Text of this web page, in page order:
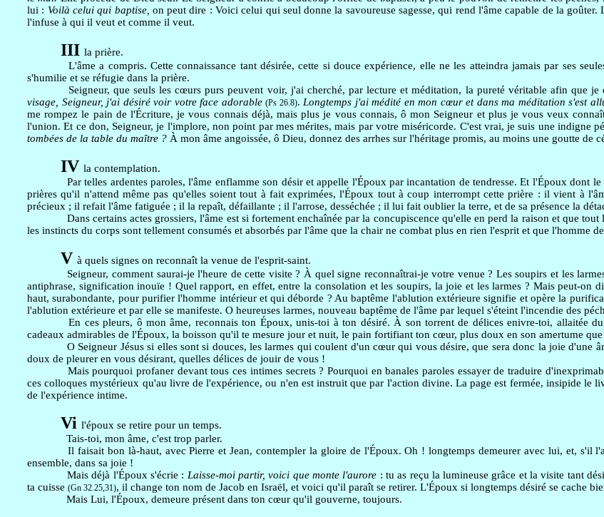
lui : Voilà celui qui baptise, on peut dire : Voici celui qui seul donne la savoureuse sagesse, qui rend l'âme capable de la
l'infuse à qui il veut et comme il veut.
IIIla prière.
L'âme a compris. Cette connaissance tant désirée, cette si douce expérience, elle ne les atteindra jamais par ses
s'humilie et se réfugie dans la prière.
Seigneur, que seuls les cœurs purs peuvent voir, j'ai cherché, par lecture et méditation, la pureté véritable afin que
visage, Seigneur, j'ai désiré voir votre face adorable (Ps 26.8). Longtemps j'ai médité en mon cœur et dans ma méditation s'est
me rompez le pain de l'Écriture, je vous connais déjà, mais plus je vous connais, ô mon Seigneur et plus je vous veux
l'union. Et ce don, Seigneur, je l'implore, non point par mes mérites, mais par votre miséricorde. C'est vrai, je suis une indigne
tombées de la table du maître ? À mon âme angoissée, ô Dieu, donnez des arrhes sur l'héritage promis, au moins une goutte de
IVla contemplation.
Par telles ardentes paroles, l'âme enflamme son désir et appelle l'Époux par incantation de tendresse. Et l'Époux dont
prières qu'il n'attend même pas qu'elles soient tout à fait exprimées, l'Époux tout à coup interrompt cette prière : il vient à
précieux ; il refait l'âme fatiguée ; il la repaît, défaillante ; il l'arrose, desséchée ; il lui fait oublier la terre, et de sa présence la
Dans certains actes grossiers, l'âme est si fortement enchaînée par la concupiscence qu'elle en perd la raison et que
les instincts du corps sont tellement consumés et absorbés par l'âme que la chair ne combat plus en rien l'esprit et que l'homme
Và quels signes on reconnaît la venue de l'esprit-saint.
Seigneur, comment saurai-je l'heure de cette visite ? À quel signe reconnaîtrai-je votre venue ? Les soupirs et les
antiphrase, signification inouïe ! Quel rapport, en effet, entre la consolation et les soupirs, la joie et les larmes ? Mais peut-on
haut, surabondante, pour purifier l'homme intérieur et qui déborde ? Au baptême l'ablution extérieure signifie et opère la
l'ablution extérieure et par elle se manifeste. O heureuses larmes, nouveau baptême de l'âme par lequel s'éteint l'incendie des
En ces pleurs, ô mon âme, reconnais ton Époux, unis-toi à ton désiré. À son torrent de délices enivre-toi, allaitée
cadeaux admirables de l'Époux, la boisson qu'il te mesure jour et nuit, le pain fortifiant ton cœur, plus doux en son amertume
O Seigneur Jésus si elles sont si douces, les larmes qui coulent d'un cœur qui vous désire, que sera donc la joie d'une
doux de pleurer en vous désirant, quelles délices de jouir de vous !
Mais pourquoi profaner devant tous ces intimes secrets ? Pourquoi en banales paroles essayer de traduire
ces colloques mystérieux qu'au livre de l'expérience, ou n'en est instruit que par l'action divine. La page est fermée, insipide le
de l'expérience intime.
Vil'époux se retire pour un temps.
Tais-toi, mon âme, c'est trop parler.
Il faisait bon là-haut, avec Pierre et Jean, contempler la gloire de l'Époux. Oh ! longtemps demeurer avec lui, et, s'il
ensemble, dans sa joie !
Mais déjà l'Époux s'écrie : Laisse-moi partir, voici que monte l'aurore : tu as reçu la lumineuse grâce et la visite tant
ta cuisse (Gn 32.25,31), il change ton nom de Jacob en Israël, et voici qu'il paraît se retirer. L'Époux si longtemps désiré se cache
Mais Lui, l'Époux, demeure présent dans ton cœur qu'il gouverne, toujours.